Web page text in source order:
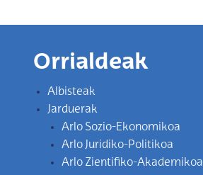
Orrialdeak
Albisteak
Jarduerak
Arlo Sozio-Ekonomikoa
Arlo Juridiko-Politikoa
Arlo Zientifiko-Akademikoa